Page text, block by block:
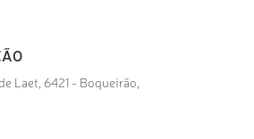
Laet, 6421 - Boqueirão,